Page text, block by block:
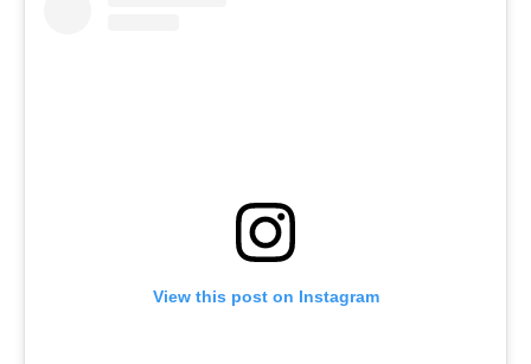
View this post on Instagram